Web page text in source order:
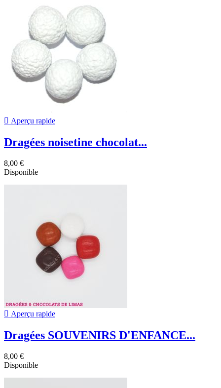
 Aperçu rapide
Dragées noisetine chocolat...
8,00 €
Disponible
 Aperçu rapide
Dragées SOUVENIRS D'ENFANCE...
8,00 €
Disponible